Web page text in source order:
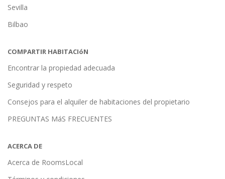
Sevilla
Bilbao
COMPARTIR HABITACIóN
Encontrar la propiedad adecuada
Seguridad y respeto
Consejos para el alquiler de habitaciones del propietario
PREGUNTAS MáS FRECUENTES
ACERCA DE
Acerca de RoomsLocal